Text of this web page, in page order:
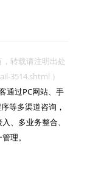
，转载请注明出处
3514.shtml ）
通过PC网站、手
等多渠道咨询，
、多业务整合、
理。